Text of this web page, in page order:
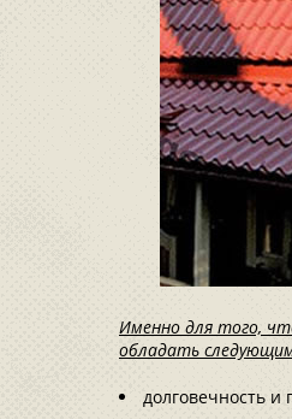
Именно для того,
обладать
долговечность и